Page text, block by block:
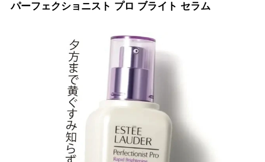
パーフェクショニスト プロ ブライト セラム